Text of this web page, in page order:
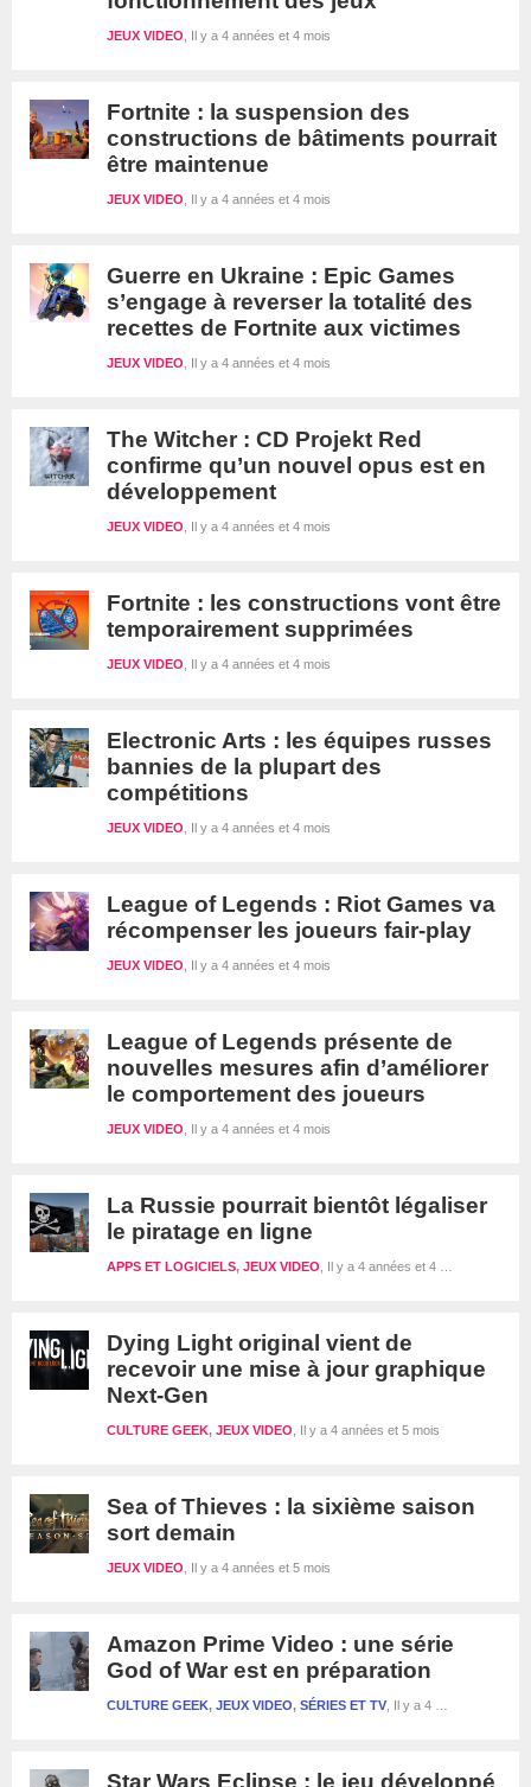
Il y a 4 années et 4 mois
JEUX VIDEO
Fortnite : la suspension des
constructions de bâtiments pourrait
être maintenue
Il y a 4 années et 4 mois
JEUX VIDEO
Guerre en Ukraine : Epic Games
s’engage à reverser la totalité des
recettes de Fortnite aux victimes
Il y a 4 années et 4 mois
JEUX VIDEO
The Witcher : CD Projekt Red
confirme qu’un nouvel opus est en
développement
Il y a 4 années et 4 mois
JEUX VIDEO
Fortnite : les constructions vont être
temporairement supprimées
Il y a 4 années et 4 mois
JEUX VIDEO
Electronic Arts : les équipes russes
bannies de la plupart des
compétitions
Il y a 4 années et 4 mois
JEUX VIDEO
League of Legends : Riot Games va
récompenser les joueurs fair-play
Il y a 4 années et 4 mois
JEUX VIDEO
League of Legends présente de
nouvelles mesures afin d’améliorer
le comportement des joueurs
Il y a 4 années et 4 mois
JEUX VIDEO
La Russie pourrait bientôt légaliser
le piratage en ligne
Il y a 4 années et 4 mois
APPS ET LOGICIELS, JEUX VIDEO
Dying Light original vient de
recevoir une mise à jour graphique
Next-Gen
Il y a 4 années et 5 mois
CULTURE GEEK, JEUX VIDEO
Sea of Thieves : la sixième saison
sort demain
Il y a 4 années et 5 mois
JEUX VIDEO
Amazon Prime Video : une série
God of War est en préparation
Il y a 4 années et 5 mois
CULTURE GEEK, JEUX VIDEO, SÉRIES ET TV
Star Wars Eclipse : le jeu développé